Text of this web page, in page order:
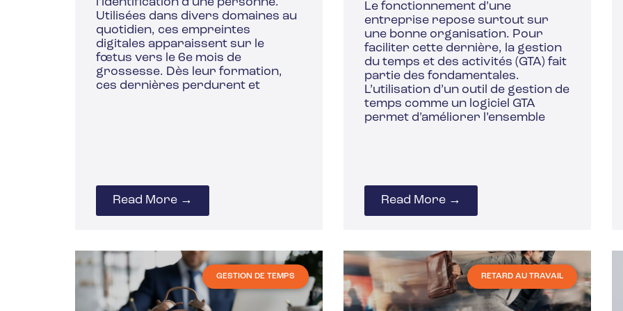
Utilisées dans divers domaines au
quotidien, ces empreintes
digitales apparaissent sur le
fœtus vers le 6e mois de
grossesse. Dès leur formation,
ces dernières perdurent et
Read More →
Le fonctionnement d’une
entreprise repose surtout sur
une bonne organisation. Pour
faciliter cette dernière, la gestion
du temps et des activités (GTA) fait
partie des fondamentales.
L’utilisation d’un outil de gestion de
temps comme un logiciel GTA
permet d’améliorer l’ensemble
Read More →
GESTION DE TEMPS RETARD AU TRAVAIL